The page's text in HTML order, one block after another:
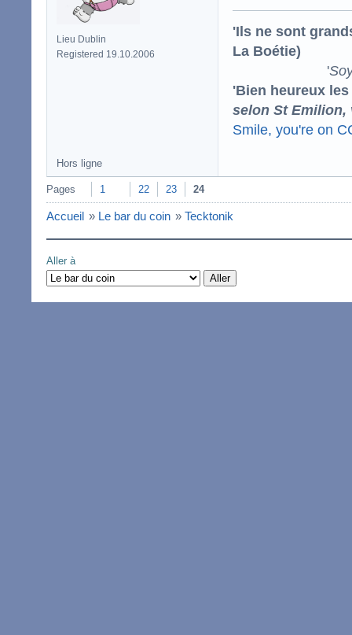
Lieu Dublin
Registered 19.10.2006
'Ils ne sont
La Boétie)
'
'Bien heureux
selon St Emilion,
Smile, you're on
Hors ligne
Pages 1 22 23 24
Accueil » Le bar du coin » Tecktonik
Aller à